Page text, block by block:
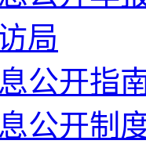
局
公开指
公开制